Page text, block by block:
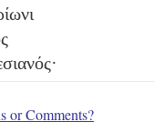
or Comments?